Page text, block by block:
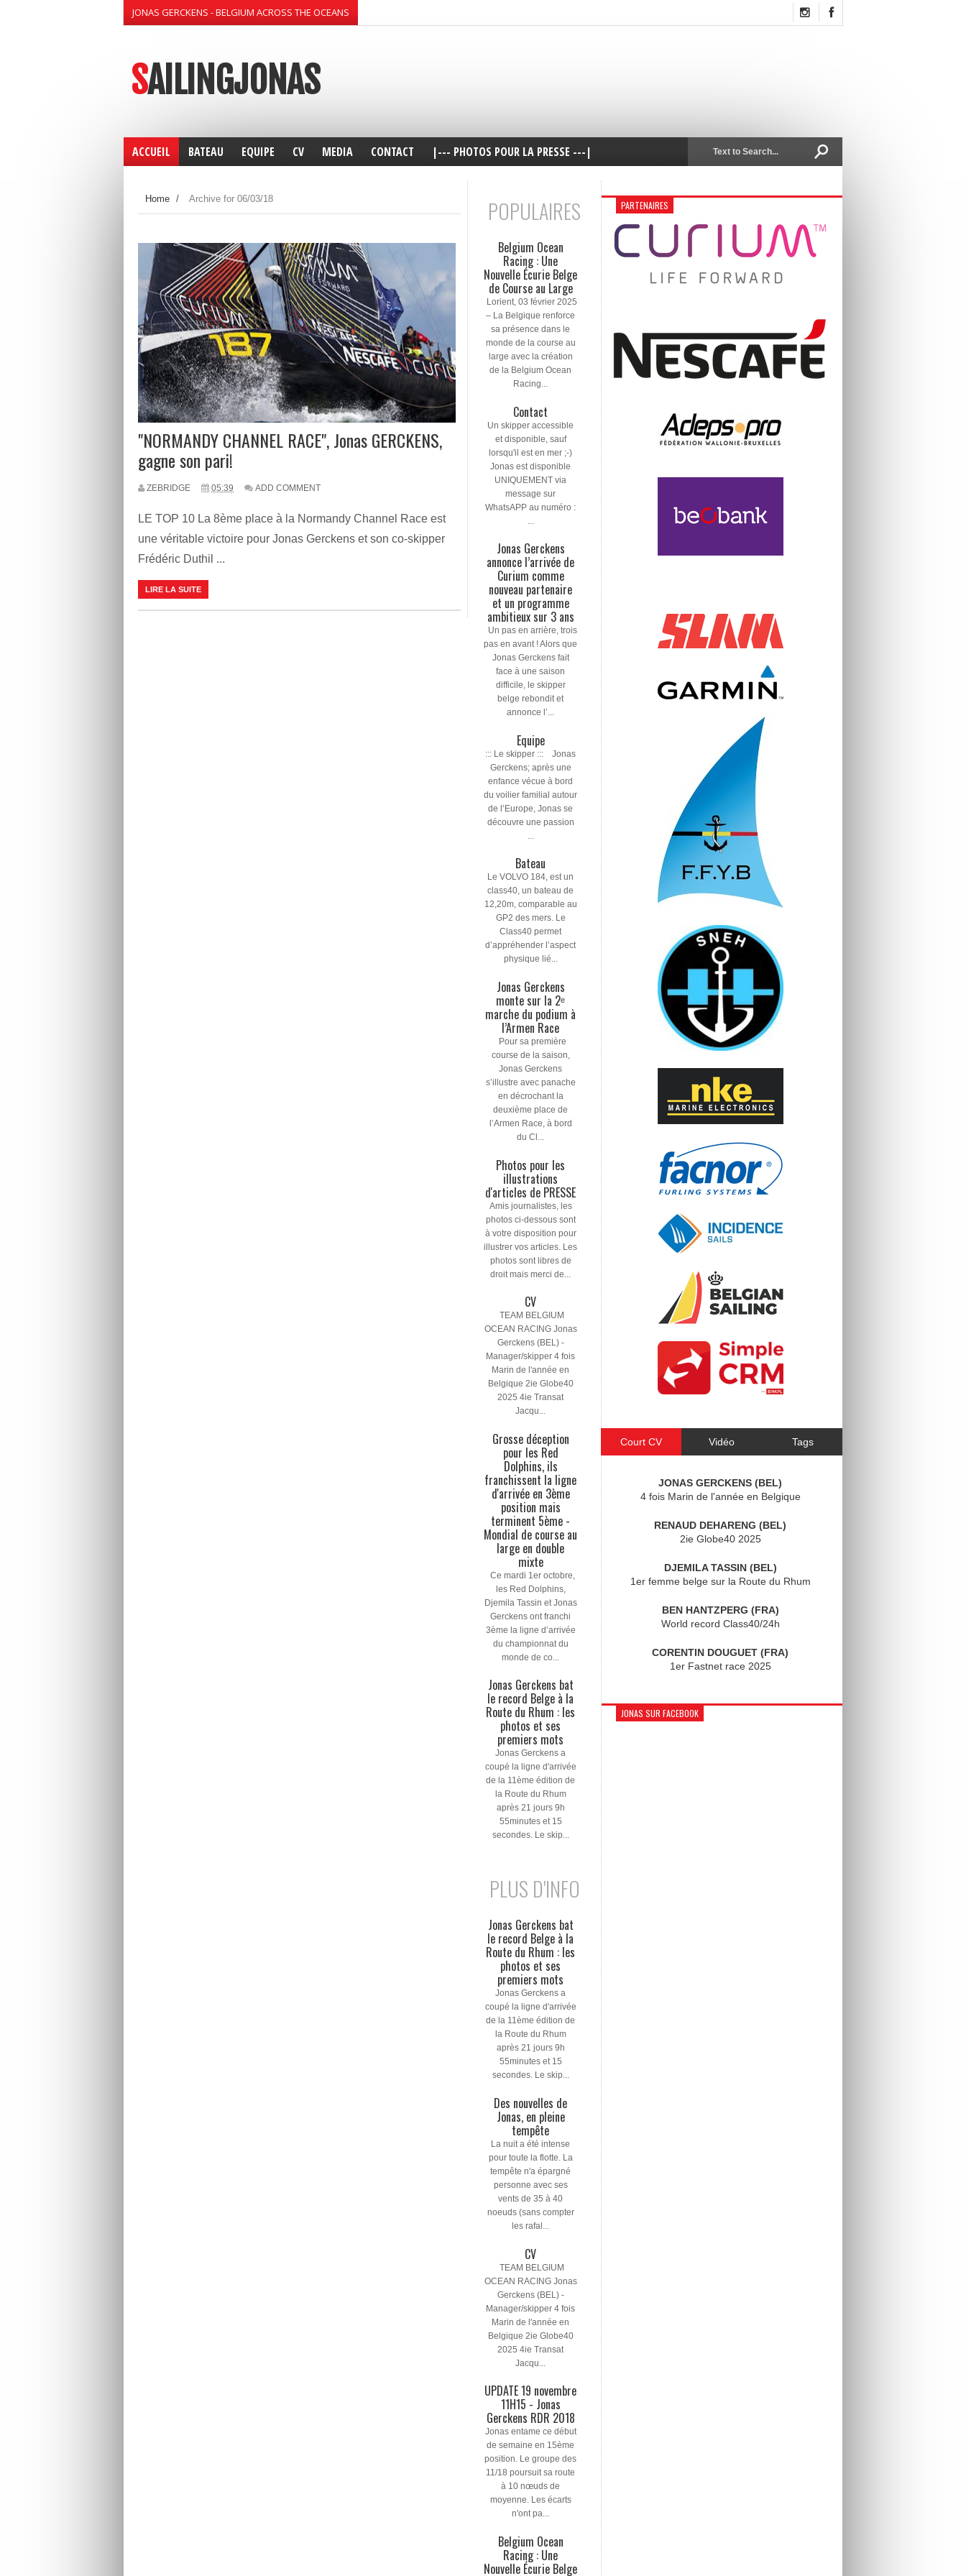
JONAS GERCKENS - BELGIUM ACROSS THE OCEANS
SAILINGJONAS
ACCUEIL BATEAU EQUIPE CV MEDIA CONTACT |--- PHOTOS POUR LA PRESSE ---|
POPULAIRES
Belgium Ocean
Racing : Une
Nouvelle Écurie Belge
de Course au Large
Lorient, 03 février 2025
– La Belgique renforce
sa présence dans le
monde de la course au
large avec la création
de la Belgium Ocean
Racing...
Contact
Un skipper accessible
et disponible, sauf
lorsqu'il est en mer ;-)
Jonas est disponible
UNIQUEMENT via
message sur
WhatsAPP au numéro :
Jonas Gerckens
annonce l’arrivée de
Curium comme
nouveau partenaire
et un programme
ambitieux sur 3 ans
Un pas en arrière, trois
pas en avant ! Alors que
Jonas Gerckens fait
face à une saison
difficile, le skipper
belge rebondit et
annonce l’...
Equipe
::: Le skipper ::: Jonas
Gerckens; après une
enfance vécue à bord
du voilier familial autour
de l’Europe, Jonas se
découvre une passion
Bateau
Le VOLVO 184, est un
class40, un bateau de
12,20m, comparable au
GP2 des mers. Le
Class40 permet
d’appréhender l’aspect
physique lié...
Jonas Gerckens
monte sur la 2ᵉ
marche du podium à
l’Armen Race
Pour sa première
course de la saison,
Jonas Gerckens
s’illustre avec panache
en décrochant la
deuxième place de
l’Armen Race, à bord
du Cl...
Photos pour les
illustrations
d'articles de PRESSE
Amis journalistes, les
photos ci-dessous sont
à votre disposition pour
illustrer vos articles. Les
photos sont libres de
droit mais merci de...
CV
TEAM BELGIUM
OCEAN RACING Jonas
Gerckens (BEL) -
Manager/skipper 4 fois
Marin de l'année en
Belgique 2ie Globe40
2025 4ie Transat
Jacqu...
Grosse déception
pour les Red
Dolphins, ils
franchissent la ligne
d'arrivée en 3ème
position mais
terminent 5ème -
Mondial de course au
large en double
mixte
Ce mardi 1er octobre,
les Red Dolphins,
Djemila Tassin et Jonas
Gerckens ont franchi
3ème la ligne d’arrivée
du championnat du
monde de co...
Jonas Gerckens bat
le record Belge à la
Route du Rhum : les
photos et ses
premiers mots
Jonas Gerckens a
coupé la ligne d'arrivée
de la 11ème édition de
la Route du Rhum
après 21 jours 9h
55minutes et 15
secondes. Le skip...
PLUS D'INFO
Jonas Gerckens bat
le record Belge à la
Route du Rhum : les
photos et ses
premiers mots
Jonas Gerckens a
coupé la ligne d'arrivée
de la 11ème édition de
la Route du Rhum
après 21 jours 9h
55minutes et 15
secondes. Le skip...
Des nouvelles de
Jonas, en pleine
tempête
La nuit a été intense
pour toute la flotte. La
tempête n'a épargné
personne avec ses
vents de 35 à 40
noeuds (sans compter
les rafal...
CV
TEAM BELGIUM
OCEAN RACING Jonas
Gerckens (BEL) -
Manager/skipper 4 fois
Marin de l'année en
Belgique 2ie Globe40
2025 4ie Transat
Jacqu...
UPDATE 19 novembre
11H15 - Jonas
Gerckens RDR 2018
Jonas entame ce début
de semaine en 15ème
position. Le groupe des
11/18 poursuit sa route
à 10 nœuds de
moyenne. Les écarts
n'ont pa...
Belgium Ocean
Racing : Une
Nouvelle Écurie Belge
Home / Archive for 06/03/18
"NORMANDY CHANNEL RACE", Jonas GERCKENS,
gagne son pari!
ZEBRIDGE 05:39 ADD COMMENT
LE TOP 10 La 8ème place à la Normandy Channel Race est
une véritable victoire pour Jonas Gerckens et son co-skipper
Frédéric Duthil ...
LIRE LA SUITE
PARTENAIRES
Court CV Vidéo Tags
JONAS GERCKENS (BEL)
4 fois Marin de l'année en Belgique
RENAUD DEHARENG (BEL)
2ie Globe40 2025
DJEMILA TASSIN (BEL)
1er femme belge sur la Route du Rhum
BEN HANTZPERG (FRA)
World record Class40/24h
CORENTIN DOUGUET (FRA)
1er Fastnet race 2025
JONAS SUR FACEBOOK